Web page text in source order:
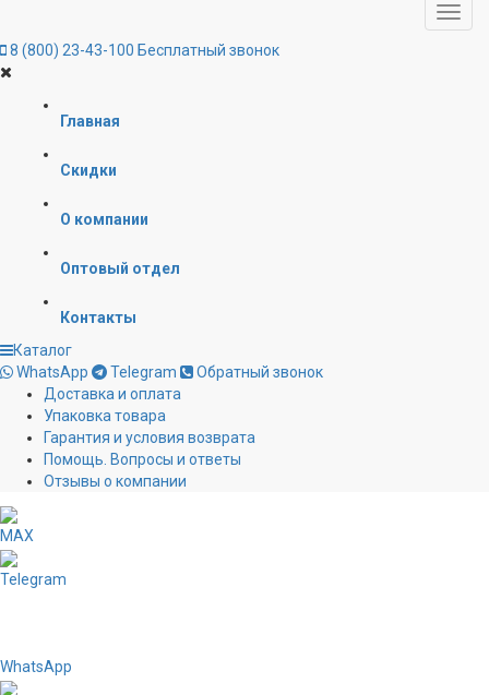
8 (800) 23-43-100 Бесплатный звонок
Главная
Скидки
О компании
Оптовый отдел
Контакты
Каталог
WhatsApp
Telegram
Обратный звонок
Доставка и оплата
Упаковка товара
Гарантия и условия возврата
Помощь. Вопросы и ответы
Отзывы о компании
MAX
Telegram
WhatsApp